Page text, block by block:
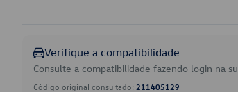
Verifique a compatibilidade
Consulte a compatibilidade fazendo login na
Código original consultado: 211405129